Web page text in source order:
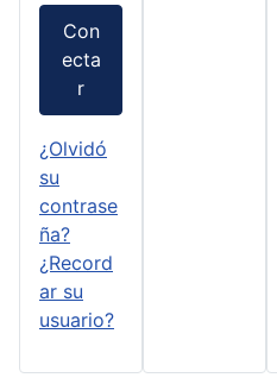
Con
ecta
r
¿Olvidó
su
contrase
ña?
¿Record
ar su
usuario?